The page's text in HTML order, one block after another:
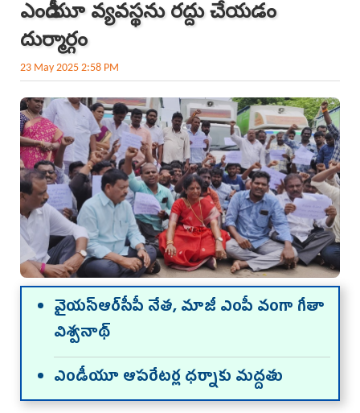
ఎండీయూ వ్యవ‌స్థ‌ను ర‌ద్దు చేయ‌డం
దుర్మార్గం
23 May 2025 2:58 PM
వైయ‌స్ఆర్‌సీపీ నేత‌, మాజీ ఎంపీ వంగా గీతా
విశ్వ‌నాథ్‌
ఎండీయూ ఆపరేటర్ల ధ‌ర్నాకు మ‌ద్ద‌తు